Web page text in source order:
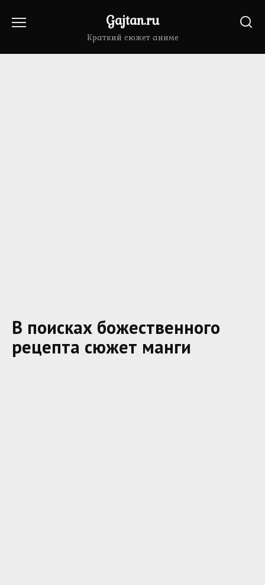
Gajtan.ru
Краткий сюжет аниме
В поисках божественного
рецепта сюжет манги